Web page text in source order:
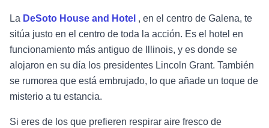
La DeSoto House and Hotel , en el centro de Galena, te
sitúa justo en el centro de toda la acción. Es el hotel en
funcionamiento más antiguo de Illinois, y es donde se
alojaron en su día los presidentes Lincoln Grant. También
se rumorea que está embrujado, lo que añade un toque de
misterio a tu estancia.
Si eres de los que prefieren respirar aire fresco de